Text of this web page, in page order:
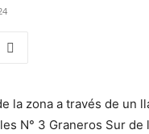
la zona a través de un
N° 3 Graneros Sur